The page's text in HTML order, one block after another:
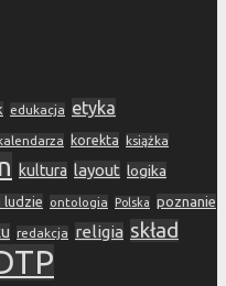
edukacja etyka
korekta książka
kultura layout logika
ludzie ontologia Polska poznanie
redakcja religia skład